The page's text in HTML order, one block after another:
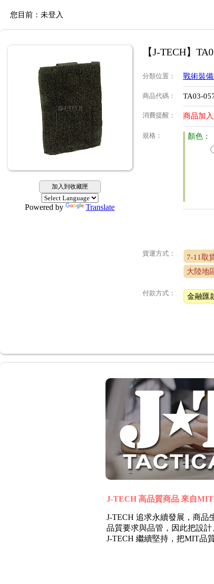
您目前： 未登入
加入到收藏匣
Powered by Translate
【J-TECH】
分類位置 ： 戰術裝備
商品代碼： TA03-
消費提醒 ： 商品加
規格 ：
顏色：
貨運方式： 7-11取
大陸地
付款方式： 金融匯
J-TECH 高品質商品 來自
J-TECH 追求永續發展，商品
品質要求與品管，因此把設
J-TECH 繼續堅持，把MIT品